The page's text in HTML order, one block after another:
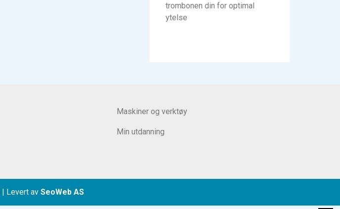
trombonen din for optimal
ytelse
Maskiner og verktøy
Min utdanning
| Levert av SeoWeb AS